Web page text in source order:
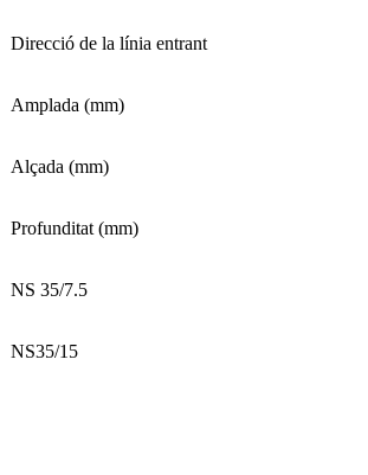
Direcció de la línia entrant
Amplada (mm)
Alçada (mm)
Profunditat (mm)
NS 35/7.5
NS35/15